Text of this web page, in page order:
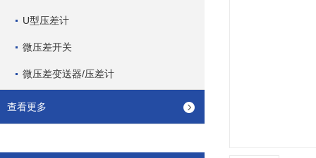
U型压差计
微压差开关
微压差变送器/压差计
查看更多